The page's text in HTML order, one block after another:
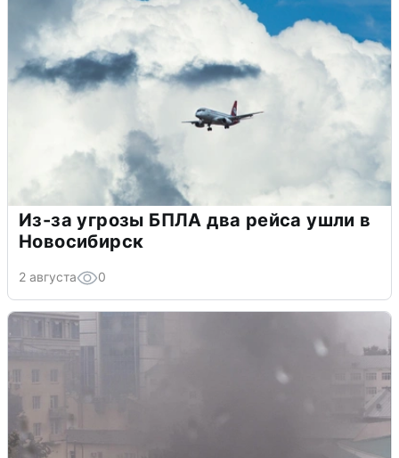
Из-за угрозы БПЛА два рейса ушли в
Новосибирск
2 августа 0